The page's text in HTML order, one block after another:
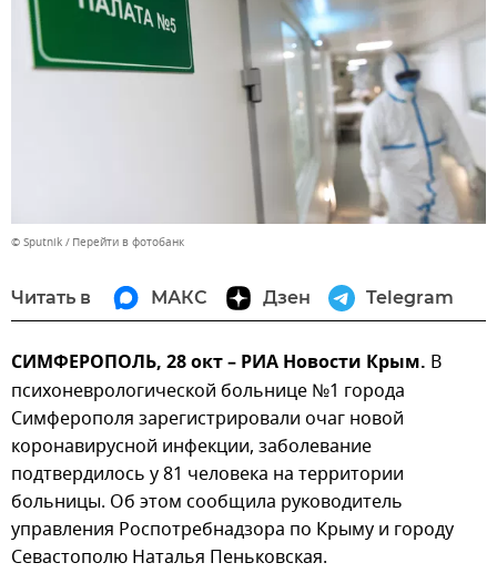
© Sputnik Перейти в фотобанк
Читать в МАКС Дзен Telegram
СИМФЕРОПОЛЬ, 28 окт – РИА Новости Крым. В
психоневрологической больнице №1 города
Симферополя зарегистрировали очаг новой
коронавирусной инфекции, заболевание
подтвердилось у 81 человека на территории
больницы. Об этом сообщила руководитель
управления Роспотребнадзора по Крыму и городу
Севастополю Наталья Пеньковская.